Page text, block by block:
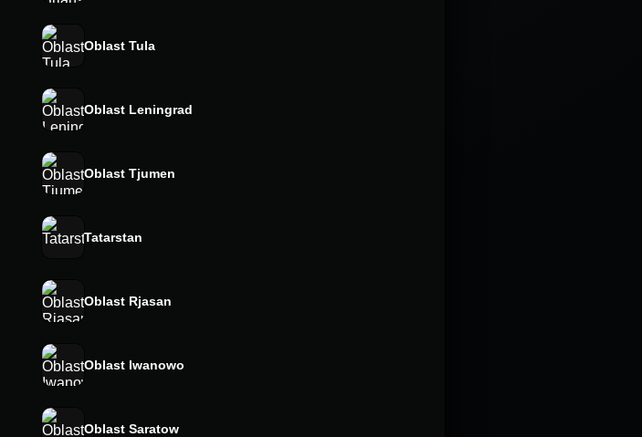
Oblast Tula
Oblast Leningrad
Oblast Tjumen
Tatarstan
Oblast Rjasan
Oblast Iwanowo
Oblast Saratow